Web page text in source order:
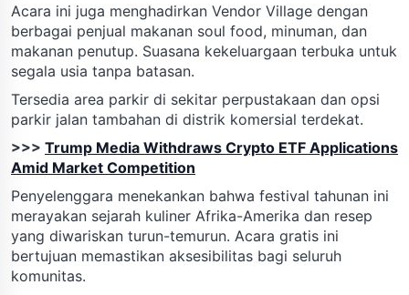
Acara ini juga menghadirkan Vendor Village dengan
berbagai penjual makanan soul food, minuman, dan
makanan penutup. Suasana kekeluargaan terbuka untuk
segala usia tanpa batasan.
Tersedia area parkir di sekitar perpustakaan dan opsi
parkir jalan tambahan di distrik komersial terdekat.
>>> Trump Media Withdraws Crypto ETF Applications
Amid Market Competition
Penyelenggara menekankan bahwa festival tahunan ini
merayakan sejarah kuliner Afrika-Amerika dan resep
yang diwariskan turun-temurun. Acara gratis ini
bertujuan memastikan aksesibilitas bagi seluruh
komunitas.